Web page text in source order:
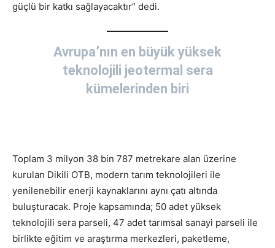
güçlü bir katkı sağlayacaktır” dedi.
Avrupa’nın en büyük yüksek
teknolojili jeotermal sera
kümelerinden biri
Toplam 3 milyon 38 bin 787 metrekare alan üzerine
kurulan Dikili OTB, modern tarım teknolojileri ile
yenilenebilir enerji kaynaklarını aynı çatı altında
buluşturacak. Proje kapsamında; 50 adet yüksek
teknolojili sera parseli, 47 adet tarımsal sanayi parseli ile
birlikte eğitim ve araştırma merkezleri, paketleme,